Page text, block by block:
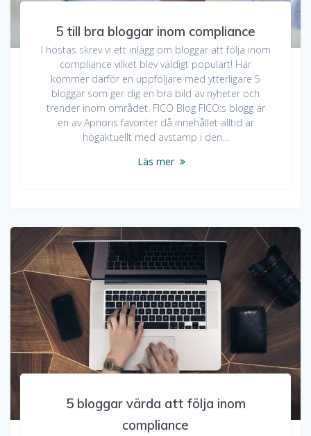
5 till bra bloggar inom compliance
I höstas skrev vi ett inlägg om bloggar att följa inom
compliance vilket blev väldigt populärt! Här
kommer därför en uppföljare med ytterligare 5
bloggar som ger dig en bra bild av nyheter och
trender inom området. FICO Blog FICO:s blogg är
en av Aprioris favoriter då innehållet alltid är
högaktuellt med avstamp i den…
Läs mer
5 bloggar värda att följa inom
compliance